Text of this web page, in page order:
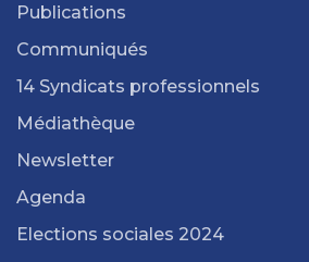
Publications
Communiqués
14 Syndicats professionnels
Médiathèque
Newsletter
Agenda
Elections sociales 2024